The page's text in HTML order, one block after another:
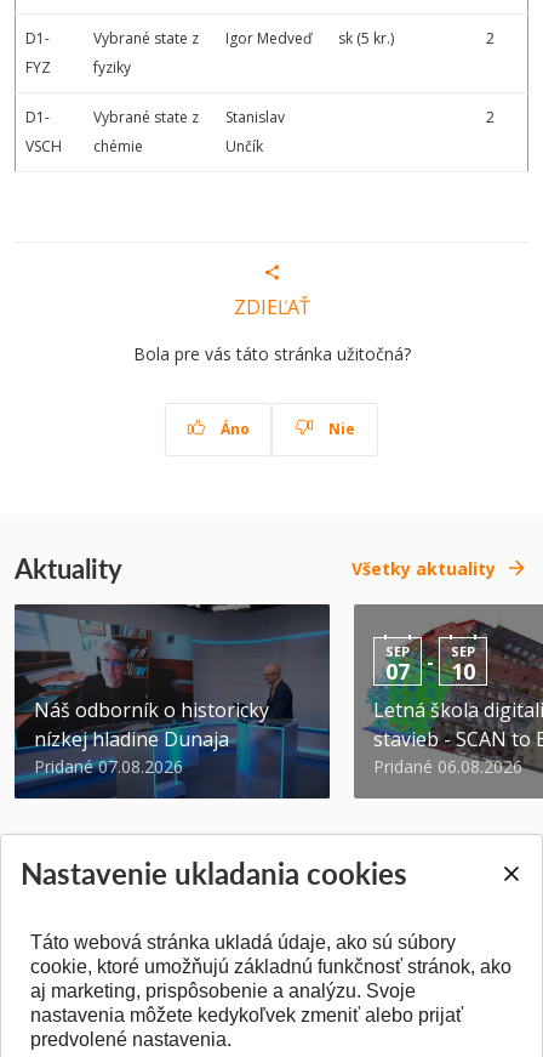
D1-
FYZ
Vybrané state z
fyziky
Igor Medveď sk (5 kr.) 2
D1-
VSCH
Vybrané state z
chémie
Stanislav
Unčík
2
ZDIEĽAŤ
Bola pre vás táto stránka užitočná?
Áno Nie
Aktuality Všetky aktuality
Náš odborník o historicky
nízkej hladine Dunaja
Pridané 07.08.2026
SEP
07 - SEP
10
Letná škola
stavieb - SCAN to
Pridané 06.08.2026
SPÄŤ NA VRCH
Nastavenie ukladania cookies
Táto webová stránka ukladá údaje, ako sú súbory
cookie, ktoré umožňujú základnú funkčnosť stránok, ako
aj marketing, prispôsobenie a analýzu. Svoje
nastavenia môžete kedykoľvek zmeniť alebo prijať
predvolené nastavenia.